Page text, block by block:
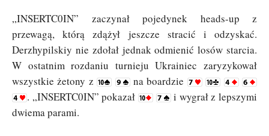
„INSERTC0IN” zaczynał pojedynek heads-up z
przewagą, którą zdążył jeszcze stracić i odzyskać.
Derzhypilskiy nie zdołał jednak odmienić losów starcia.
W ostatnim rozdaniu turnieju Ukrainiec zaryzykował
wszystkie żetony z
na boardzie
. „INSERTC0IN” pokazał
i wygrał z lepszymi
dwiema parami.